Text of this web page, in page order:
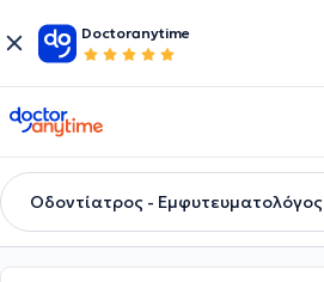
Doctoranytime
doctoranytime
Oδοντίατρος - Eμφυτευματολόγος